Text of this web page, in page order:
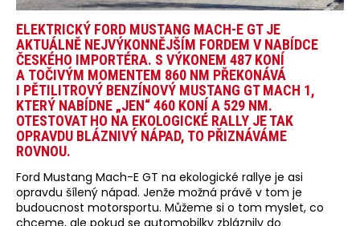
ELEKTRICKÝ FORD MUSTANG MACH-E GT JE
AKTUÁLNĚ NEJVÝKONNĚJŠÍM FORDEM V NABÍDCE
ČESKÉHO IMPORTÉRA. S VÝKONEM 487 KONÍ
A TOČIVÝM MOMENTEM 860 NM PŘEKONÁVÁ
I PĚTILITROVÝ BENZÍNOVÝ MUSTANG GT MACH 1,
KTERÝ NABÍDNE „JEN“ 460 KONÍ A 529 NM.
OTESTOVAT HO NA EKOLOGICKÉ RALLY JE TAK
OPRAVDU BLÁZNIVÝ NÁPAD, TO PŘIZNÁVÁME
ROVNOU.
Ford Mustang Mach-E GT na ekologické rallye je asi
opravdu šílený nápad. Jenže možná právě v tom je
budoucnost motorsportu. Můžeme si o tom myslet, co